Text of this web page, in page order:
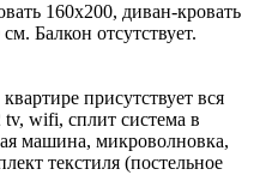
160х200, диван-кровать
Балкон отсутствует.
присутствует вся
tv, wifi, сплит система в
машина, микроволновка,
текстиля (постельное